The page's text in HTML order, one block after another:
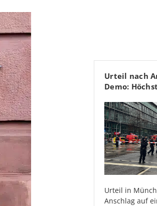
Urteil nach
Demo:
Urteil in
Anschlag auf